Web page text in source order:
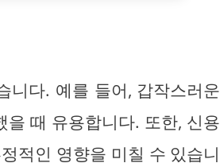
니다. 예를 들어, 갑작스러운
때 유용합니다. 또한, 신용
적인 영향을 미칠 수 있습니